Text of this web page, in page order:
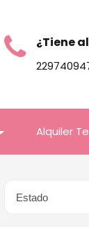
¿Tiene
Alquiler